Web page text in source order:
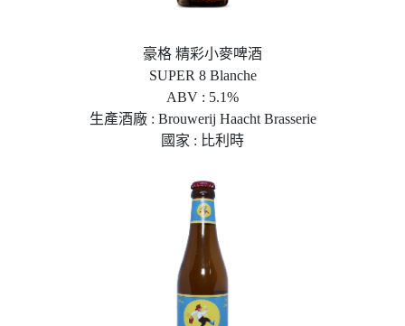
豪格 精彩小麥啤酒
SUPER 8 Blanche
ABV : 5.1%
生產酒廠 : Brouwerij Haacht Brasserie
國家 : 比利時